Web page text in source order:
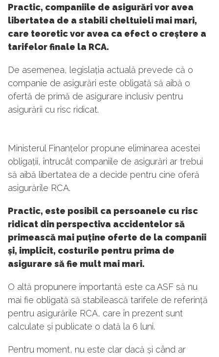
Practic, companiile de asigurări vor avea
libertatea de a stabili cheltuieli mai mari,
care teoretic vor avea ca efect o creștere a
tarifelor finale la RCA.
De asemenea, legislația actuală prevede că o
companie de asigurări este obligată să aibă o
ofertă de primă de asigurare inclusiv pentru
asigurării cu risc ridicat.
Ministerul Finanțelor propune eliminarea acestei
obligații, întrucât companiile de asigurări ar trebui
să aibă libertatea de a decide pentru cine oferă
asigurările RCA.
Practic, este posibil ca persoanele cu risc
ridicat din perspectiva accidentelor să
primească mai puține oferte de la companii
și, implicit, costurile pentru prima de
asigurare să fie mult mai mari.
O altă propunere importantă este ca ASF să nu
mai fie obligată să stabilească tarifele de referință
pentru asigurările RCA, care în prezent sunt
calculate și publicate o dată la 6 luni.
Pentru moment, nu este clar dacă și când ar